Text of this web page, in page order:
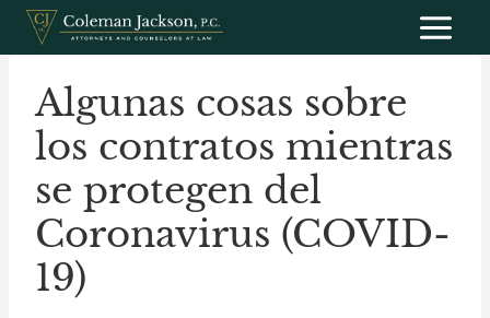
Saltar
contenido
Algunas cosas sobre
los contratos mientras
se protegen del
Coronavirus (COVID-
19)